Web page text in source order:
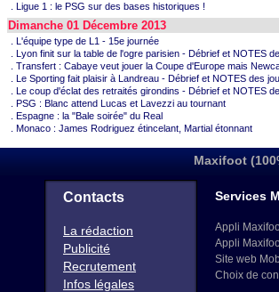
. Ligue 1 : le PSG sur des bases historiques !
Dimanche 01 Décembre 2013
. L'équipe type de L1 - 15e journée
. Lyon finit sur la table de l'ogre parisien - Débrief et NOTES
. Transfert : Cabaye veut jouer la Coupe d'Europe mais
. Le Sporting fait plaisir à Landreau - Débrief et NOTES des
. Le coup d'éclat des retraités girondins - Débrief et NOTES
. PSG : Blanc attend Lucas et Lavezzi au tournant
. Espagne : la "Bale soirée" du Real
. Monaco : James Rodriguez étincelant, Martial étonnant
Maxifoot
Contacts
La rédaction
Publicité
Recrutement
Infos légales
Services
Appli
Appli
Site web
Choix de